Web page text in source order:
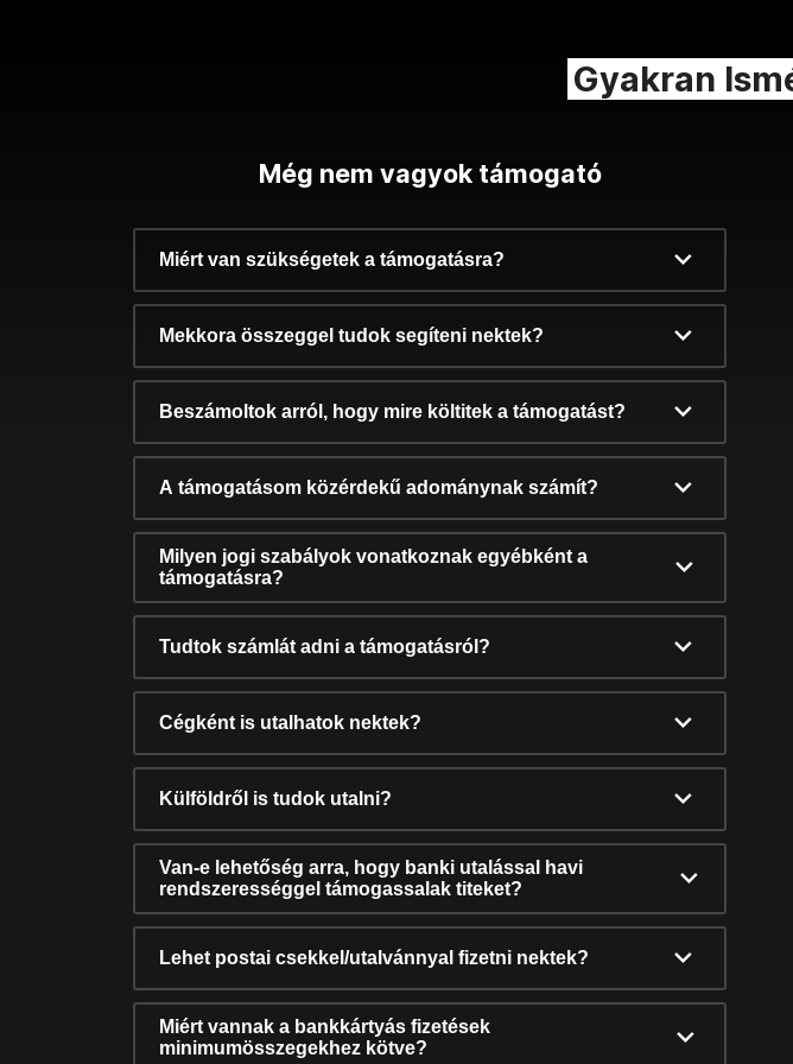
Gyakran
Még nem vagyok támogató
Miért van szükségetek a támogatásra?
Mekkora összeggel tudok segíteni nektek?
Beszámoltok arról, hogy mire költitek a támogatást?
A támogatásom közérdekű adománynak számít?
Milyen jogi szabályok vonatkoznak egyébként a
támogatásra?
Tudtok számlát adni a támogatásról?
Cégként is utalhatok nektek?
Külföldről is tudok utalni?
Van-e lehetőség arra, hogy banki utalással havi
rendszerességgel támogassalak titeket?
Lehet postai csekkel/utalvánnyal fizetni nektek?
Miért vannak a bankkártyás fizetések
minimumösszegekhez kötve?